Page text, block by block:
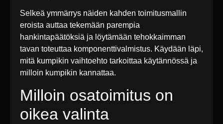
Selkeä ymmärrys näiden kahden toimitusmallin
eroista auttaa tekemään parempia
hankintapäätöksiä ja löytämään tehokkaimman
tavan toteuttaa komponenttivalmistus. Käydään läpi,
mitä kumpikin vaihtoehto tarkoittaa käytännössä ja
milloin kumpikin kannattaa.
Milloin osatoimitus on
oikea valinta